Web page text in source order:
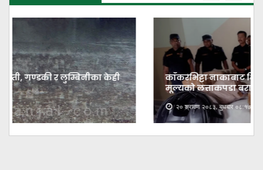
काँकरभिट्टा नाकाबाट भित्र्याइएका १८ लाख ७४ हजार
मूल्यकाे लत्ताकपडा बरामद
२० श्रावण २०८३, बुधबार ०८:१७